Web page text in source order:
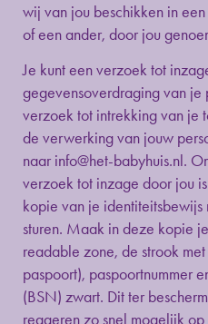
wij van jou beschikken in
of een ander, door jou
Je kunt een verzoek tot
gegevensoverdraging van je
verzoek tot intrekking van je
de verwerking van jouw
naar info@het-babyhuis.nl.
verzoek tot inzage door jou
kopie van je identiteitsbewijs
sturen. Maak in deze kopie
readable zone, de strook
paspoort), paspoortnummer
(BSN) zwart. Dit ter
reageren zo snel mogelijk